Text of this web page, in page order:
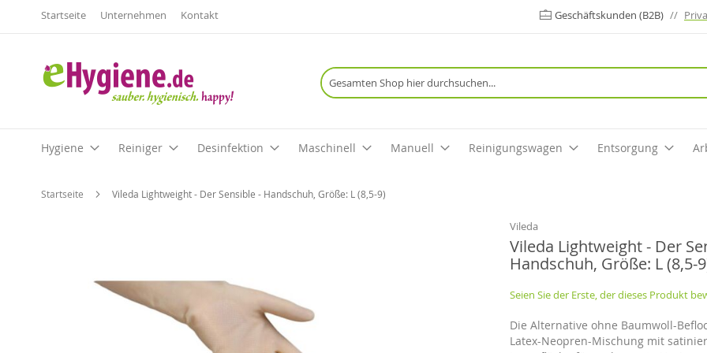
Startseite Unternehmen Kontakt Geschäftskunden (B2B) //
Suche
Hygiene Reiniger Desinfektion Maschinell Manuell Reinigungswagen Entsorgung
Startseite Vileda Lightweight - Der Sensible - Handschuh, Größe: L (8,5-9)
Vileda
Vileda Lightweight - Der
Handschuh, Größe: L (8,5-
Seien Sie der Erste, der dieses Produkt
Die Alternative ohne Baumwoll-
Latex-Neopren-Mischung mit